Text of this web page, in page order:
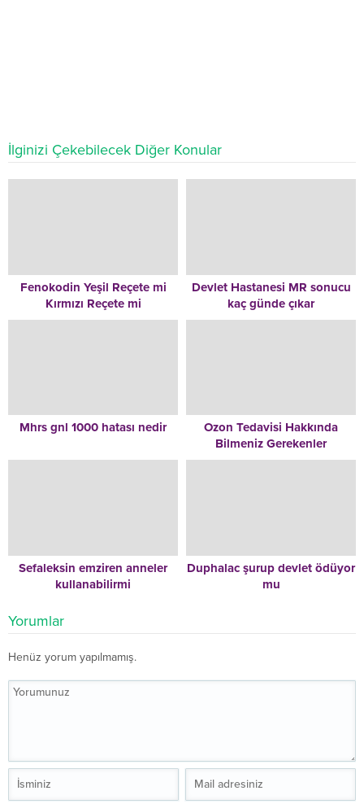
İlginizi Çekebilecek Diğer Konular
Fenokodin Yeşil Reçete mi
Kırmızı Reçete mi
Devlet Hastanesi MR sonucu
kaç günde çıkar
Mhrs gnl 1000 hatası nedir
Ozon Tedavisi Hakkında
Bilmeniz Gerekenler
Sefaleksin emziren anneler
kullanabilirmi
Duphalac şurup devlet ödüyor
mu
Yorumlar
Henüz yorum yapılmamış.